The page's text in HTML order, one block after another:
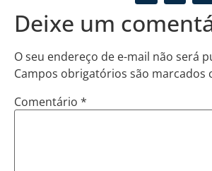
Deixe um
O seu endereço de e-mail não será
Campos obrigatórios são marcados
Comentário *